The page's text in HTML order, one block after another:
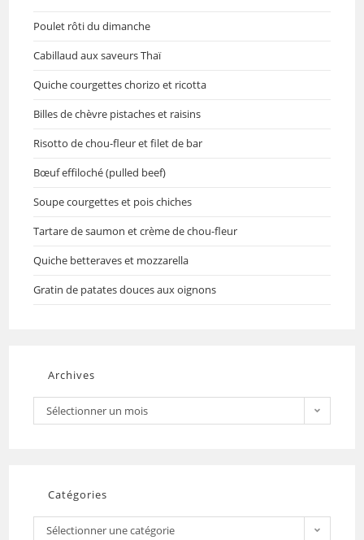
Poulet rôti du dimanche
Cabillaud aux saveurs Thaï
Quiche courgettes chorizo et ricotta
Billes de chèvre pistaches et raisins
Risotto de chou-fleur et filet de bar
Bœuf effiloché (pulled beef)
Soupe courgettes et pois chiches
Tartare de saumon et crème de chou-fleur
Quiche betteraves et mozzarella
Gratin de patates douces aux oignons
Archives
Sélectionner un mois
Catégories
Sélectionner une catégorie